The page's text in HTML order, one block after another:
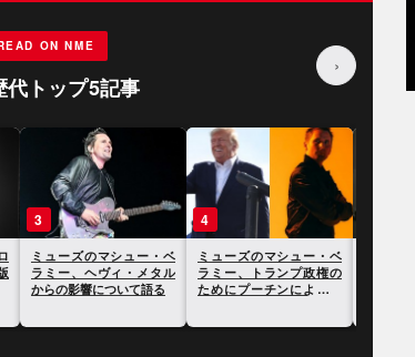
ON NME
代トップ5記事
›
3
ミューズのマシュー・ベ
ラミー、ヘヴィ・メタル
からの影響について語る
4
ミューズのマシュー・ベ
ラミー、トランプ政権の
ためにプーチンによるウ